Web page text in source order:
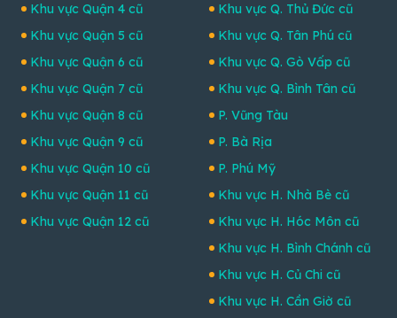
Khu vực Quận 4 cũ
Khu vực Quận 5 cũ
Khu vực Quận 6 cũ
Khu vực Quận 7 cũ
Khu vực Quận 8 cũ
Khu vực Quận 9 cũ
Khu vực Quận 10 cũ
Khu vực Quận 11 cũ
Khu vực Quận 12 cũ
Khu vực Q. Thủ Đức cũ
Khu vực Q. Tân Phú cũ
Khu vực Q. Gò Vấp cũ
Khu vực Q. Bình Tân cũ
P. Vũng Tàu
P. Bà Rịa
P. Phú Mỹ
Khu vực H. Nhà Bè cũ
Khu vực H. Hóc Môn cũ
Khu vực H. Bình Chánh cũ
Khu vực H. Củ Chi cũ
Khu vực H. Cần Giờ cũ